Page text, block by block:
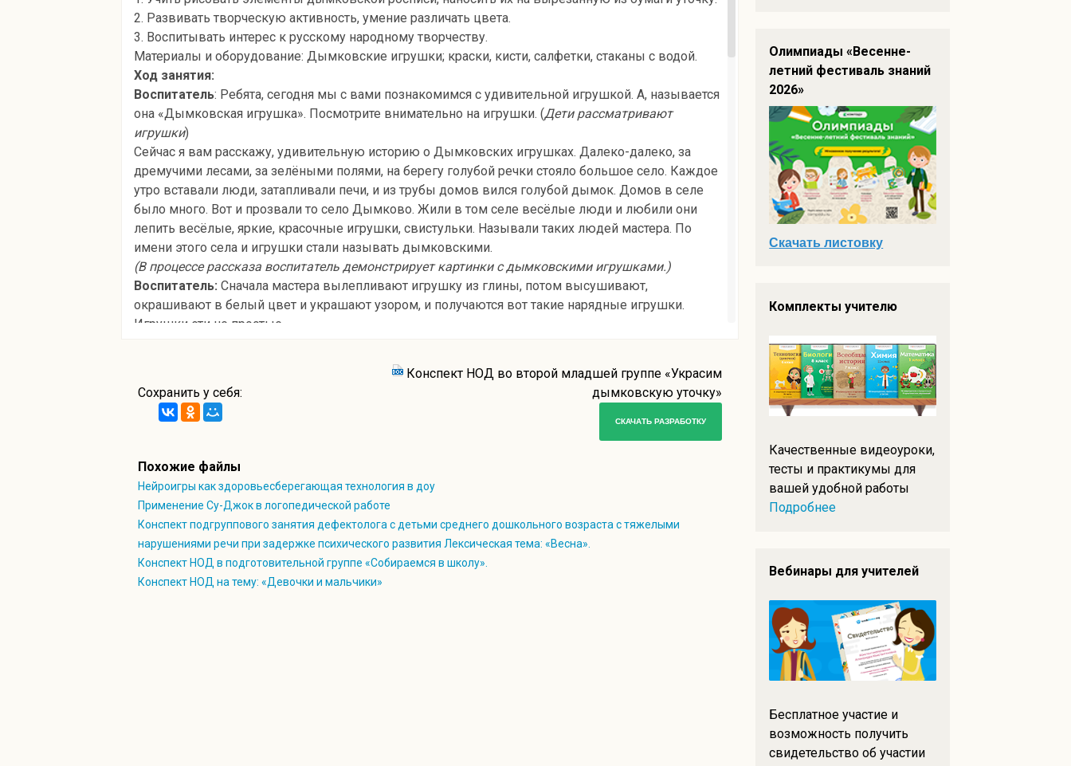
2. Развивать творческую активность, умение различать цвета.
3. Воспитывать интерес к русскому народному творчеству.
Материалы и оборудование: Дымковские игрушки; краски, кисти, салфетки, стаканы с водой.
Ход занятия:
Воспитатель: Ребята, сегодня мы с вами познакомимся с удивительной игрушкой. А, называется
она «Дымковская игрушка». Посмотрите внимательно на игрушки. (Дети рассматривают
игрушки)
Сейчас я вам расскажу, удивительную историю о Дымковских игрушках. Далеко-далеко, за
дремучими лесами, за зелёными полями, на берегу голубой речки стояло большое село. Каждое
утро вставали люди, затапливали печи, и из трубы домов вился голубой дымок. Домов в селе
было много. Вот и прозвали то село Дымково. Жили в том селе весёлые люди и любили они
лепить весёлые, яркие, красочные игрушки, свистульки. Называли таких людей мастера. По
имени этого села и игрушки стали называть дымковскими.
(В процессе рассказа воспитатель демонстрирует картинки с дымковскими игрушками.)
Воспитатель: Сначала мастера вылепливают игрушку из глины, потом высушивают,
окрашивают в белый цвет и украшают узором, и получаются вот такие нарядные игрушки.
Игрушки эти не простые,
Воспитатель:Ребята а теперь давайте немножко отдохнем:
А теперь всем детям встать,
Пальцы сжать, потом разжать,
Руки вниз и так стоять.
Отдохнули все немножко (наклониться вперёд и покачать руками)
И отправились в дорожку (шаги на месте или по кругу).
Воспитатель: Молодцы ребята.
Воспитатель: Ребята, а вы хотите стать дымковскими мастерами?
(Ответы детей)
Мы с вами будем расписывать игрушку – уточку.
Сохранить у себя:
Конспект НОД во второй младшей группе «Украсим
дымковскую уточку»
СКАЧАТЬ РАЗРАБОТКУ
Похожие файлы
Нейроигры как здоровьесберегающая технология в доу
Применение Су-Джок в логопедической работе
Конспект подгруппового занятия дефектолога с детьми среднего дошкольного возраста с тяжелыми
нарушениями речи при задержке психического развития Лексическая тема: «Весна».
Конспект НОД в подготовительной группе «Собираемся в школу».
Конспект НОД на тему: «Девочки и мальчики»
Олимпиады «Весенне-
летний фестиваль знаний
2026»
Скачать листовку
Комплекты учителю
Качественные видеоуроки,
тесты и практикумы для
вашей удобной работы
Подробнее
Вебинары для учителей
Бесплатное участие и
возможность получить
свидетельство об участии